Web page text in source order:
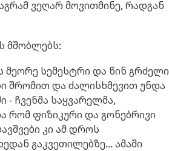
ვეღარ მოვითმინე, რადგან
მშობლებს:
სემესტრი და წინ გრძელი
შრომით და ძალისხმევით უნდა
ჩვენმა საყვარელმა,
რომ ფიზიკური და გონებრივი
კი ამ დროს
გაკვეთილებზე... ამაში